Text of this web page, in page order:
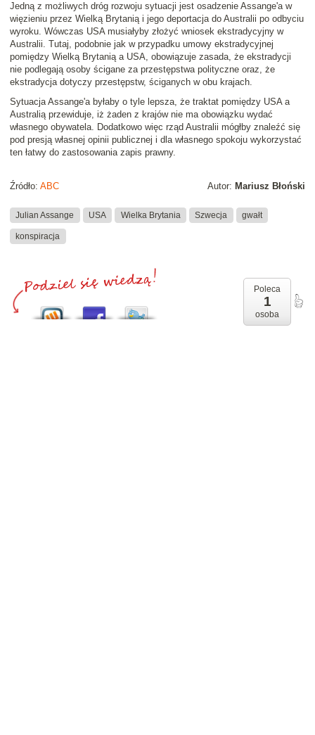
Jedną z możliwych dróg rozwoju sytuacji jest osadzenie Assange'a w
więzieniu przez Wielką Brytanią i jego deportacja do Australii po odbyciu
wyroku. Wówczas USA musiałyby złożyć wniosek ekstradycyjny w
Australii. Tutaj, podobnie jak w przypadku umowy ekstradycyjnej
pomiędzy Wielką Brytanią a USA, obowiązuje zasada, że ekstradycji
nie podlegają osoby ścigane za przestępstwa polityczne oraz, że
ekstradycja dotyczy przestępstw, ściganych w obu krajach.
Sytuacja Assange'a byłaby o tyle lepsza, że traktat pomiędzy USA a
Australią przewiduje, iż żaden z krajów nie ma obowiązku wydać
własnego obywatela. Dodatkowo więc rząd Australii mógłby znaleźć się
pod presją własnej opinii publicznej i dla własnego spokoju wykorzystać
ten łatwy do zastosowania zapis prawny.
Autor: Mariusz Błoński
Źródło: ABC
Julian Assange USA Wielka Brytania Szwecja gwałt
konspiracja
Poleca
1
osoba